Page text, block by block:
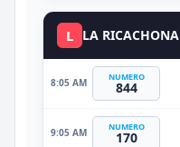
L LA RICACHONA
8:05 AM NUMERO
844
9:05 AM NUMERO
170